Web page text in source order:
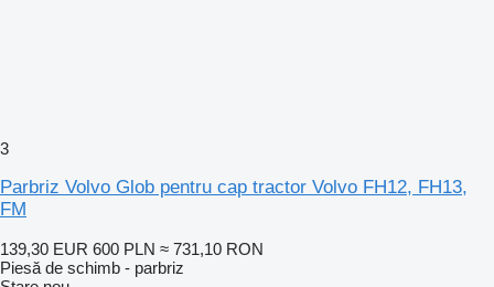
3
Parbriz Volvo Glob pentru cap tractor Volvo FH12, FH13,
FM
139,30 EUR 600 PLN ≈ 731,10 RON
Piesă de schimb - parbriz